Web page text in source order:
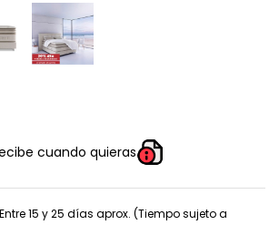
cuando quieras
Entre 15 y 25 días aprox. (Tiempo sujeto a